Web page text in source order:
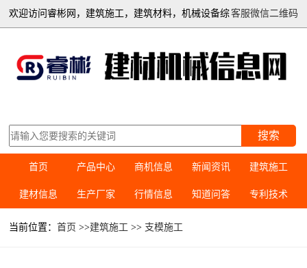
客服微信二维码
欢迎访问睿彬网，建筑施工，建筑材料，机械设备综
搜索
首页 产品中心 商机信息 新闻资讯 建筑施工
建材信息 生产厂家 行情信息 知道问答 专利技术
当前位置：首页 >>建筑施工 >> 支模施工